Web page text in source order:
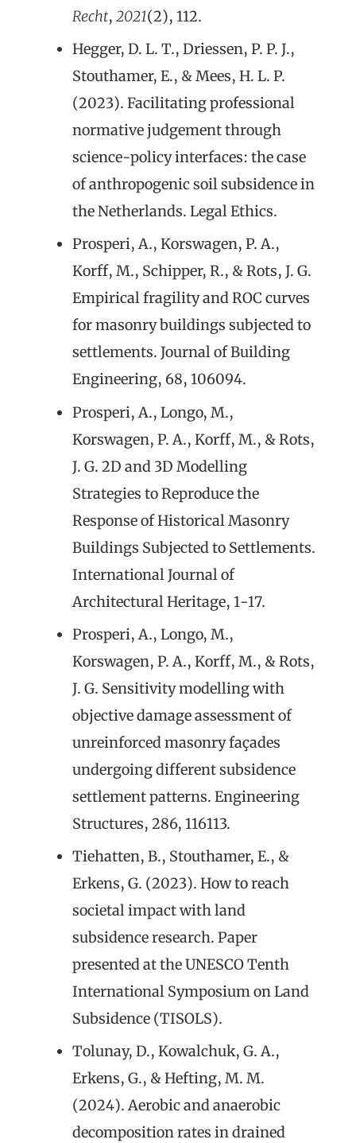
Recht, 2021(2), 112.
Hegger, D. L. T., Driessen, P. P. J.,
Stouthamer, E., & Mees, H. L. P.
(2023). Facilitating professional
normative judgement through
science-policy interfaces: the case
of anthropogenic soil subsidence in
the Netherlands. Legal Ethics.
Prosperi, A., Korswagen, P. A.,
Korff, M., Schipper, R., & Rots, J. G.
Empirical fragility and ROC curves
for masonry buildings subjected to
settlements. Journal of Building
Engineering, 68, 106094.
Prosperi, A., Longo, M.,
Korswagen, P. A., Korff, M., & Rots,
J. G. 2D and 3D Modelling
Strategies to Reproduce the
Response of Historical Masonry
Buildings Subjected to Settlements.
International Journal of
Architectural Heritage, 1-17.
Prosperi, A., Longo, M.,
Korswagen, P. A., Korff, M., & Rots,
J. G. Sensitivity modelling with
objective damage assessment of
unreinforced masonry façades
undergoing different subsidence
settlement patterns. Engineering
Structures, 286, 116113.
Tiehatten, B., Stouthamer, E., &
Erkens, G. (2023). How to reach
societal impact with land
subsidence research. Paper
presented at the UNESCO Tenth
International Symposium on Land
Subsidence (TISOLS).
Tolunay, D., Kowalchuk, G. A.,
Erkens, G., & Hefting, M. M.
(2024). Aerobic and anaerobic
decomposition rates in drained